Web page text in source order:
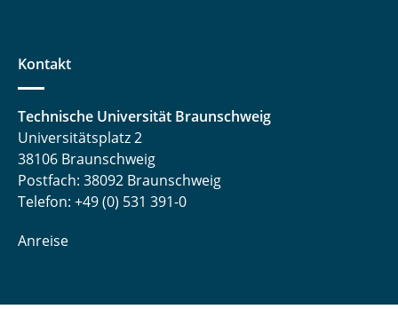
Kontakt
Technische Universität Braunschweig
Universitätsplatz 2
38106 Braunschweig
Postfach: 38092 Braunschweig
Telefon: +49 (0) 531 391-0
Anreise